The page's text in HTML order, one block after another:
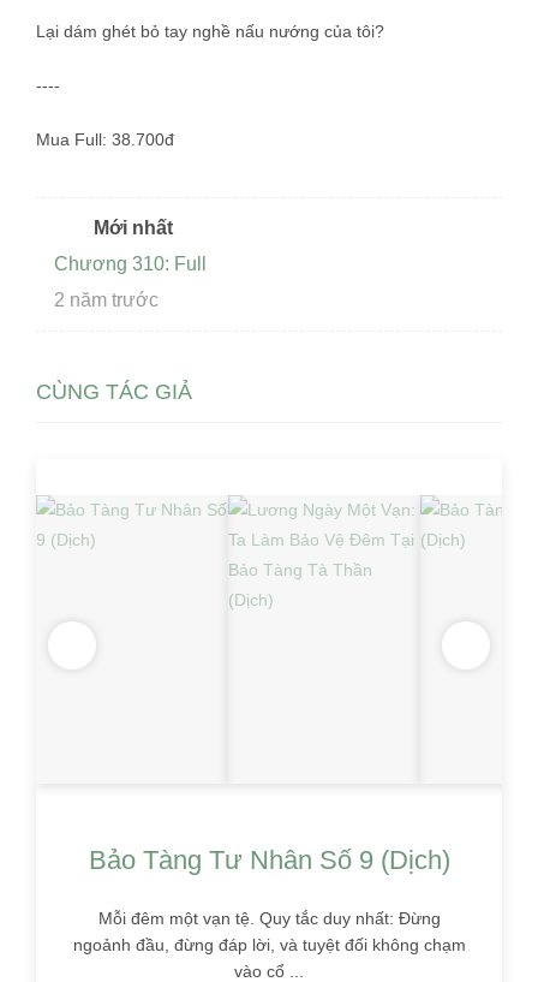
Lại dám ghét bỏ tay nghề nấu nướng của tôi?
----
Mua Full: 38.700đ
Mới nhất
Chương 310: Full
2 năm trước
CÙNG TÁC GIẢ
Bảo Tàng Tư Nhân Số 9 (Dịch)
Mỗi đêm một vạn tệ. Quy tắc duy nhất: Đừng
ngoảnh đầu, đừng đáp lời, và tuyệt đối không chạm
vào cổ ...